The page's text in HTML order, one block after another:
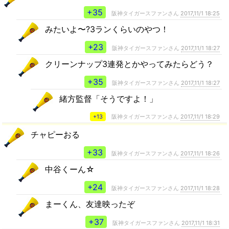
+35
阪神タイガースファンさん 2017,11/1 18:25
みたいよ〜?3ランくらいのやつ！
+23
阪神タイガースファンさん 2017,11/1 18:27
クリーンナップ3連発とかやってみたらどう？
+35
阪神タイガースファンさん 2017,11/1 18:27
緒方監督「そうですよ！」
+13 阪神タイガースファンさん 2017,11/1 18:29
チャピーおる
+33
阪神タイガースファンさん 2017,11/1 18:26
中谷くーん☆
+24
阪神タイガースファンさん 2017,11/1 18:28
まーくん、友達映ったぞ
+37
阪神タイガースファンさん 2017,11/1 18:31